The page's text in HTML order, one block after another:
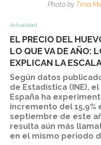
Photo by Tima
Actualidad
EL PRECIO DEL
LO QUE VA DE AÑO:
EXPLICAN LA
Según datos
de Estadística (INE),
España ha
incremento del
septiembre de este
resulta aún más
en el mismo periodo